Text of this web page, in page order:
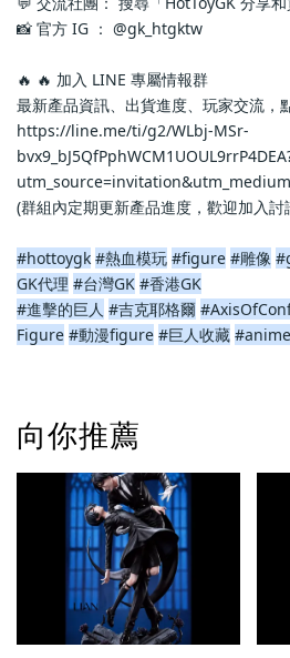
📸 官方 IG ： @gk_htgktw
🔥 🔥 加入 LINE 專屬情報群
最新產品資訊、出貨進度、玩家交流，
https://line.me/ti/g2/WLbj-MSr-
(群組內定期更新產品進度，歡迎加入討
#hottoygk #熱血模玩 #figure #雕像
GK代理 #台灣GK #香港GK
#進擊的巨人 #吉克耶格爾
Figure #動漫figure #巨人收藏
向你推薦